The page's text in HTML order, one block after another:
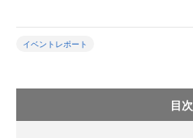
イベントレポート
目次